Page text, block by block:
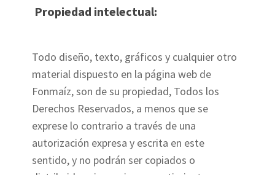
Propiedad intelectual:
Todo diseño, texto, gráficos y cualquier otro
material dispuesto en la página web de
Fonmaíz, son de su propiedad, Todos los
Derechos Reservados, a menos que se
exprese lo contrario a través de una
autorización expresa y escrita en este
sentido, y no podrán ser copiados o